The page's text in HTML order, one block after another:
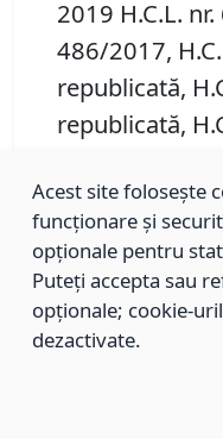
2019 H.C.L.
486/2017,
republicată,
republicată,
republicată,
republicată,
republicată şi
încetează
Art. 9.
Direcţia
Transport şi
Acest site folosește
funcționare și
opționale pentru
Puteți accepta sau
opționale; cookie-
dezactivate.